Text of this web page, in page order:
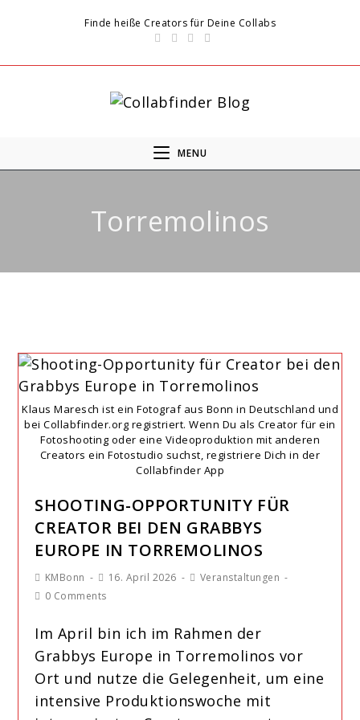
Finde heiße Creators für Deine Collabs
MENU
Torremolinos
Klaus Maresch ist ein Fotograf aus Bonn in Deutschland und
bei Collabfinder.org registriert. Wenn Du als Creator für ein
Fotoshooting oder eine Videoproduktion mit anderen
Creators ein Fotostudio suchst, registriere Dich in der
Collabfinder App
SHOOTING-OPPORTUNITY FÜR
CREATOR BEI DEN GRABBYS
EUROPE IN TORREMOLINOS
KMBonn 16. April 2026
Veranstaltungen
0 Comments
Im April bin ich im Rahmen der
Grabbys Europe in Torremolinos vor
Ort und nutze die Gelegenheit, um eine
intensive Produktionswoche mit